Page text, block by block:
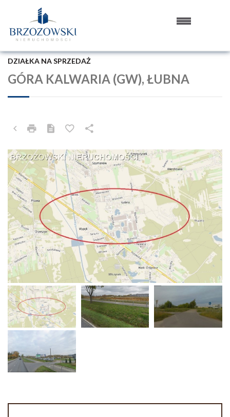
GÓRA KALWARIA (GW), ŁUBNA
DZIAŁKA NA SPRZEDAŻ